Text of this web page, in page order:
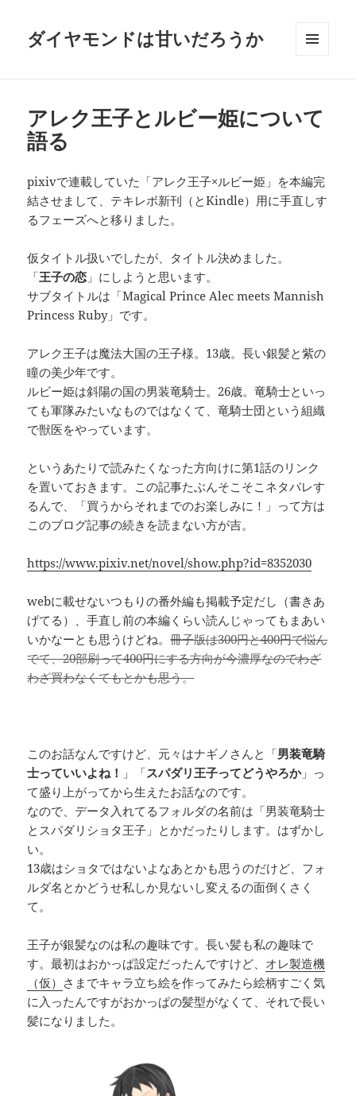
ダイヤモンドは甘いだろうか
アレク王子とルビー姫について
語る
pixivで連載していた「アレク王子×ルビー姫」を本編完
結させまして、テキレボ新刊（とKindle）用に手直しす
るフェーズへと移りました。
仮タイトル扱いでしたが、タイトル決めました。
「王子の恋 」にしようと思います。
サブタイトルは「Magical Prince Alec meets Mannish
Princess Ruby」です。
アレク王子は魔法大国の王子様。13歳。長い銀髪と紫の
瞳の美少年です。
ルビー姫は斜陽の国の男装竜騎士。26歳。竜騎士といっ
ても軍隊みたいなものではなくて、竜騎士団という組織
で獣医をやっています。
というあたりで読みたくなった方向けに第1話のリンク
を置いておきます。この記事たぶんそこそこネタバレす
るんで、「買うからそれまでのお楽しみに！」って方は
このブログ記事の続きを読まない方が吉。
https://www.pixiv.net/novel/show.php?id=8352030
webに載せないつもりの番外編も掲載予定だし（書きあ
げてる）、手直し前の本編くらい読んじゃってもまあい
いかなーとも思うけどね。冊子版は300円と400円で悩ん
でて、20部刷って400円にする方向が今濃厚なのでわざ
わざ買わなくてもとかも思う。
このお話なんですけど、元々はナギノさんと「男装竜騎
士っていいよね！ 」「スパダリ王子ってどうやろか」っ
て盛り上がってから生えたお話なのです。
なので、データ入れてるフォルダの名前は「男装竜騎士
とスパダリショタ王子」とかだったりします。はずかし
い。
13歳はショタではないよなあとかも思うのだけど、フォ
ルダ名とかどうせ私しか見ないし変えるの面倒くさく
て。
王子が銀髪なのは私の趣味です。長い髪も私の趣味で
す。最初はおかっぱ設定だったんですけど、 オレ製造機
（仮） さまでキャラ立ち絵を作ってみたら絵柄すごく気
に入ったんですがおかっぱの髪型がなくて、それで長い
髪になりました。